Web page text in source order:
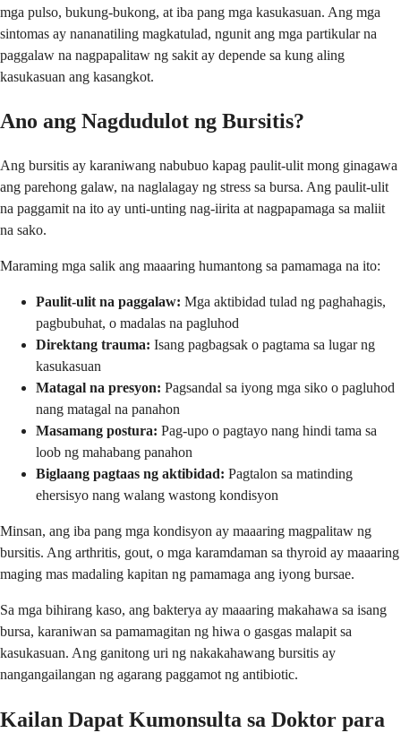
mga pulso, bukung-bukong, at iba pang mga kasukasuan. Ang mga
sintomas ay nananatiling magkatulad, ngunit ang mga partikular na
paggalaw na nagpapalitaw ng sakit ay depende sa kung aling
kasukasuan ang kasangkot.
Ano ang Nagdudulot ng Bursitis?
Ang bursitis ay karaniwang nabubuo kapag paulit-ulit mong ginagawa
ang parehong galaw, na naglalagay ng stress sa bursa. Ang paulit-ulit
na paggamit na ito ay unti-unting nag-iirita at nagpapamaga sa maliit
na sako.
Maraming mga salik ang maaaring humantong sa pamamaga na ito:
Paulit-ulit na paggalaw: Mga aktibidad tulad ng paghahagis,
pagbubuhat, o madalas na pagluhod
Direktang trauma: Isang pagbagsak o pagtama sa lugar ng
kasukasuan
Matagal na presyon: Pagsandal sa iyong mga siko o pagluhod
nang matagal na panahon
Masamang postura: Pag-upo o pagtayo nang hindi tama sa
loob ng mahabang panahon
Biglaang pagtaas ng aktibidad: Pagtalon sa matinding
ehersisyo nang walang wastong kondisyon
Minsan, ang iba pang mga kondisyon ay maaaring magpalitaw ng
bursitis. Ang arthritis, gout, o mga karamdaman sa thyroid ay maaaring
maging mas madaling kapitan ng pamamaga ang iyong bursae.
Sa mga bihirang kaso, ang bakterya ay maaaring makahawa sa isang
bursa, karaniwan sa pamamagitan ng hiwa o gasgas malapit sa
kasukasuan. Ang ganitong uri ng nakakahawang bursitis ay
nangangailangan ng agarang paggamot ng antibiotic.
Kailan Dapat Kumonsulta sa Doktor para